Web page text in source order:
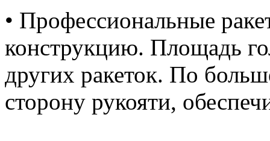
• Профессиональные
конструкцию. Площадь
других ракеток. По
сторону рукояти,